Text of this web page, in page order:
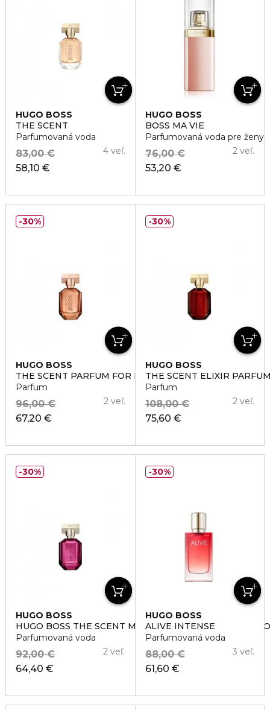
HUGO BOSS
THE SCENT
Parfumovaná voda
58,10 €
83,00 € 4 veľ.
HUGO BOSS
BOSS MA VIE
Parfumovaná voda pre ženy
53,20 €
76,00 € 2 veľ.
HUGO BOSS
THE SCENT PARFUM FOR HER
Parfum
67,20 €
96,00 € 2 veľ.
30%
HUGO BOSS
THE SCENT ELIXIR
Parfum
75,60 €
108,00 € 2 veľ.
30%
HUGO BOSS
HUGO BOSS THE SCENT MAGNETIC EAU DE PARFUM
Parfumovaná voda
64,40 €
92,00 € 2 veľ.
30%
HUGO BOSS
ALIVE INTENSE
Parfumovaná voda
61,60 €
88,00 € 3 veľ.
30%